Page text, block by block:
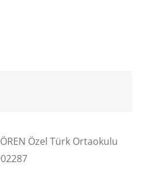
Özel Türk Ortaokulu